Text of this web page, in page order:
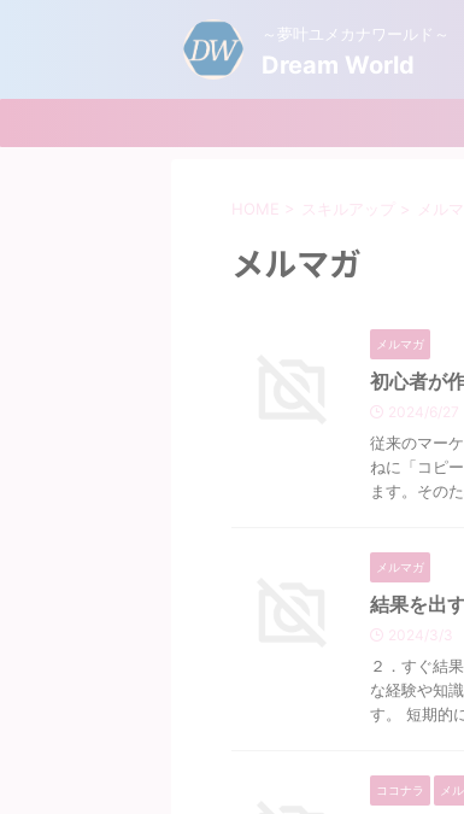
～夢叶ユメカナワールド～
Dream World
HOME > スキルアップ > メル
メルマガ
メルマガ
初心者が
2024/6/27
従来のマー
ねに「コピ
ます。その
メルマガ
結果を出
2024/3/3
２．すぐ結
な経験や知
す。 短期的
ココナラ メ